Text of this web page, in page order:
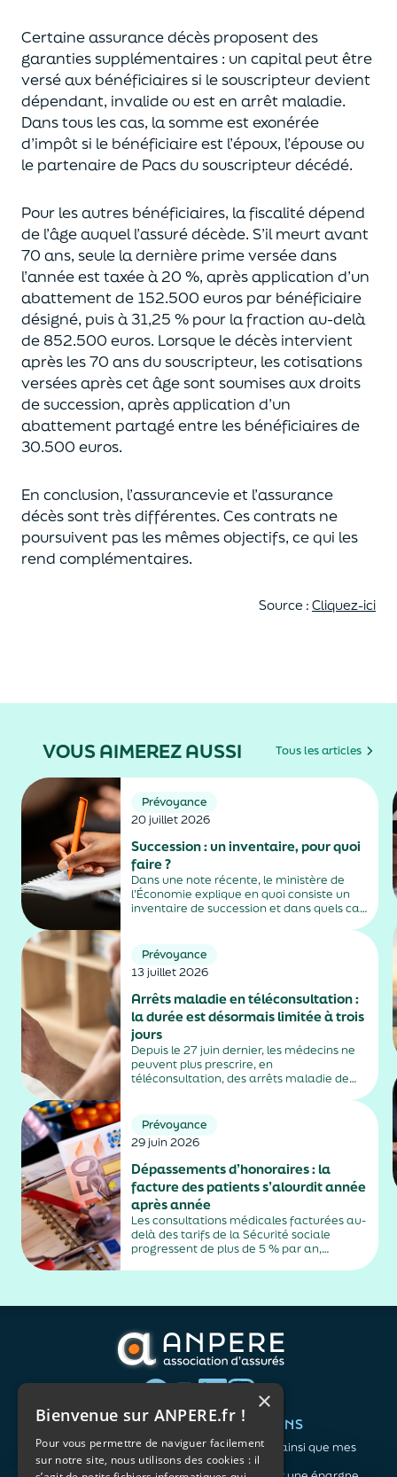
Certaine assurance décès proposentdes
garanties supplémentaires : un capitalpeut être
versé aux bénéficiaires si le souscripteur devient
dépendant, invalide ouest en arrêt maladie.
Dans tous les cas, la somme est exonérée
d’impôt si le bénéficiaire est l’époux, l’épouse ou
le partenaire de Pacsdu souscripteur décédé.
Pour les autres bénéficiaires, la fiscalité dépend
de l’âgeauquell’assuré décède. S’il meurt avant
70 ans, seule la dernière prime versée dans
l’année esttaxée à 20 %, après application d’un
abattement de 152.500 euros par bénéficiaire
désigné, puis à 31,25 % pour la fraction au-delà
de852.500 euros. Lorsque le décès intervient
après les 70 ans du souscripteur, les cotisations
versées après cet âge sont soumises aux droits
de succession, après application d’un
abattement partagé entre les bénéficiaires de
30.500 euros.
En conclusion, l’assurancevie et l’assurance
décès sont très différentes. Ces contrats ne
poursuivent pas les mêmes objectifs, ce qui les
rend complémentaires.
Source : Cliquez-ici
VOUS AIMEREZ AUSSI Tous les articles
Prévoyance
20 juillet 2026
Succession : un inventaire, pour quoi
faire ?
Dans une note récente, le ministère de
l’Économie explique en quoi consiste un
inventaire de succession et dans quels cas
Prévoyance
13 juillet 2026
Arrêts maladie en téléconsultation :
la durée est désormais limitée à trois
jours
Depuis le 27 juin dernier, les médecins ne
peuvent plus prescrire, en
téléconsultation, des arrêts maladie de
sociales et fiscales, s'inscrit dans un
durcissement plus...
Prévoyance
29 juin 2026
Dépassements d’honoraires : la
facture des patients s’alourdit année
après année
Les consultations médicales facturées au-
delà des tarifs de la Sécurité sociale
progressent de plus de 5 % par an,
alimentés par la montée en puissance des
QUI SOMMES-NOUS ?
L'association
Notre organisation
VOS BESOINS
Me protéger ainsi que mes
proches
×
Bienvenue sur ANPERE.fr !
Pour vous permettre de naviguer facilement
sur notre site, nous utilisons des cookies : il